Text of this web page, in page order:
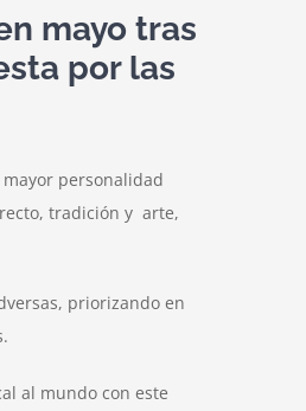
mayo tras
por las
personalidad
tradición y arte,
priorizando en
al mundo con este